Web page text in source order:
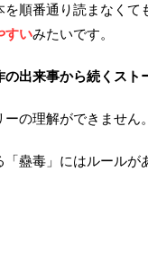
順番通り読まなくて
すいみたいです。
の出来事から続くスト
の理解ができません。
蠱毒」にはルール